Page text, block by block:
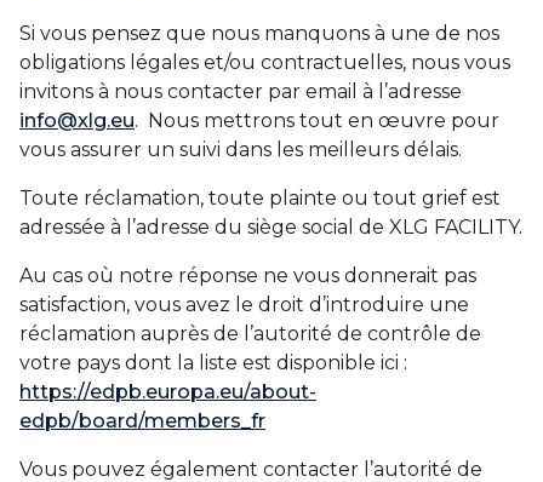
Si vous pensez que nous manquons à une de nos
obligations légales et/ou contractuelles, nous vous
invitons à nous contacter par email à l’adresse
info@xlg.eu. Nous mettrons tout en œuvre pour
vous assurer un suivi dans les meilleurs délais.
Toute réclamation, toute plainte ou tout grief est
adressée à l’adresse du siège social de XLG FACILITY.
Au cas où notre réponse ne vous donnerait pas
satisfaction, vous avez le droit d’introduire une
réclamation auprès de l’autorité de contrôle de
votre pays dont la liste est disponible ici :
https://edpb.europa.eu/about-
edpb/board/members_fr
Vous pouvez également contacter l’autorité de